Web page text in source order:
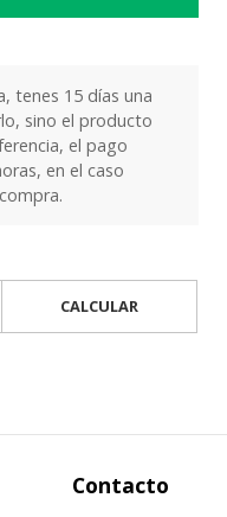
tenes 15 días una
sino el producto
el pago
en el caso
CALCULAR
Contacto